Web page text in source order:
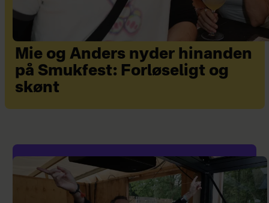
Mie og Anders nyder hinanden
på Smukfest: Forløseligt og
skønt